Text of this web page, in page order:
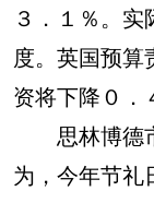
３．１％。
度。英国预算
资将下降０．
思林博德市
为，今年节礼